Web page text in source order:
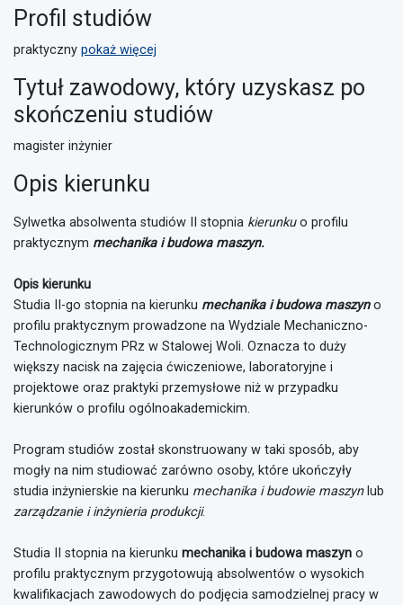
Profil studiów
praktyczny pokaż więcej
Tytuł zawodowy, który uzyskasz po
skończeniu studiów
magister inżynier
Opis kierunku
Sylwetka absolwenta studiów II stopnia kierunkuo profilu
praktycznym mechanika i budowa maszyn.
Opis kierunku
Studia II-go stopnia na kierunku mechanika i budowa maszyno
profilu praktycznym prowadzone na Wydziale Mechaniczno-
Technologicznym PRz w Stalowej Woli. Oznacza to duży
większy nacisk na zajęcia ćwiczeniowe, laboratoryjne i
projektowe oraz praktyki przemysłowe niż w przypadku
kierunków o profilu ogólnoakademickim.
Program studiów został skonstruowany w taki sposób, aby
mogły na nim studiować zarówno osoby, które ukończyły
studia inżynierskie na kierunku mechanika i budowie maszynlub
zarządzanie i inżynieria produkcji.
Studia II stopnia na kierunku mechanika i budowa maszyn o
profilu praktycznym przygotowują absolwentów o wysokich
kwalifikacjach zawodowych do podjęcia samodzielnej pracy w